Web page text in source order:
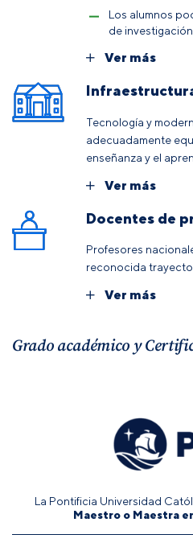
Los alumnos
de
Ver más
Tecnología y
adecuadamente
enseñanza y el
Ver más
Docentes de
Profesores
reconocida
Ver más
Grado académico y
La Pontificia Universidad
Maestro o Maestra